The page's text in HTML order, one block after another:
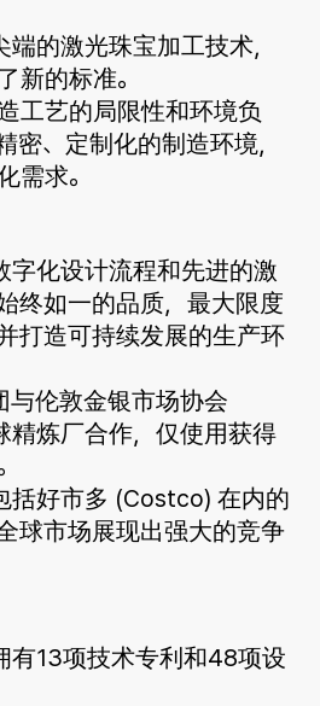
的激光珠宝加工技术，
新的标准。
工艺的局限性和环境负
密、定制化的制造环境，
需求。
字化设计流程和先进的激
终如一的品质，最大限度
打造可持续发展的生产环
与伦敦金银市场协​​会
精炼厂合作，仅使用获得
括好市多 (Costco) 在内的
球市场展现出强大的竞争
有13项技术专利和48项设